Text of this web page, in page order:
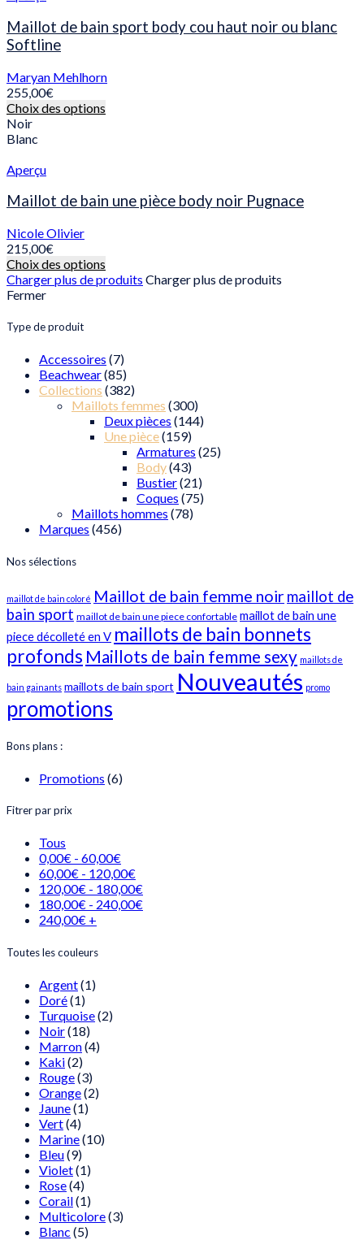
du
produit
Les
choisies
la
Maillot de bain sport body cou haut noir ou blanc
Softline
Maryan Mehlhorn
255,00€
Choix des options
options
la
Noir
Blanc
Aperçu
Maillot de bain une pièce body noir Pugnace
Nicole Olivier
215,00€
Choix des options
produit
options
peuvent
être
choisies
sur
la
page
produit
Charger plus de produits Charger plus de produits
Fermer
Type de produit
Accessoires (7)
Beachwear(85)
Collections (382)
Maillots femmes (300)
Deux pièces (144)
Une pièce(159)
Armatures (25)
Body(43)
Bustier(21)
Coques (75)
Maillots hommes (78)
Marques (456)
Nos sélections
maillot de bain coloré Maillot de bain femme noir maillot de
bain sport maillot de bain une piece confortable maillot de bain une
piece décolleté en V maillots de bain bonnets
profonds Maillots de bain femme sexy maillots de
bain gainants maillots de bain sport Nouveautés promo
promotions
Bons plans :
Promotions (6)
Fitrer par prix
Tous
0,00€ - 60,00€
60,00€ - 120,00€
120,00€ - 180,00€
180,00€ - 240,00€
240,00€ +
Toutes les couleurs
Argent(1)
Doré(1)
Turquoise(2)
Noir(18)
Marron(4)
Kaki(2)
Rouge(3)
Orange(2)
Jaune(1)
Vert(4)
Marine(10)
Bleu(9)
Violet(1)
Rose(4)
Corail(1)
Multicolore(3)
Blanc (5)